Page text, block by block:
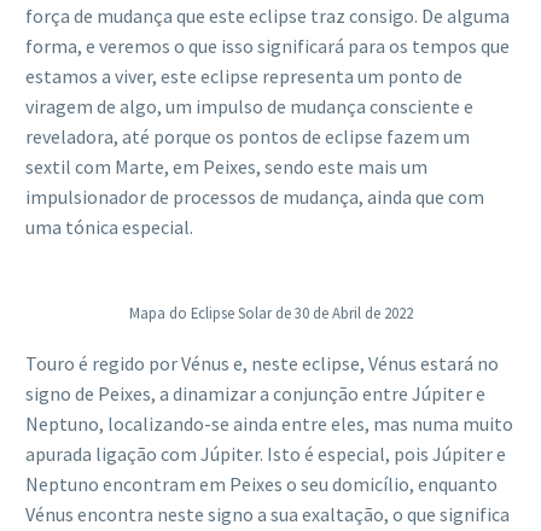
força de mudança que este eclipse traz consigo. De alguma
forma, e veremos o que isso significará para os tempos que
estamos a viver, este eclipse representa um ponto de
viragem de algo, um impulso de mudança consciente e
reveladora, até porque os pontos de eclipse fazem um
sextil com Marte, em Peixes, sendo este mais um
impulsionador de processos de mudança, ainda que com
uma tónica especial.
Mapa do Eclipse Solar de 30 de Abril de 2022
Touro é regido por Vénus e, neste eclipse, Vénus estará no
signo de Peixes, a dinamizar a conjunção entre Júpiter e
Neptuno, localizando-se ainda entre eles, mas numa muito
apurada ligação com Júpiter. Isto é especial, pois Júpiter e
Neptuno encontram em Peixes o seu domicílio, enquanto
Vénus encontra neste signo a sua exaltação, o que significa